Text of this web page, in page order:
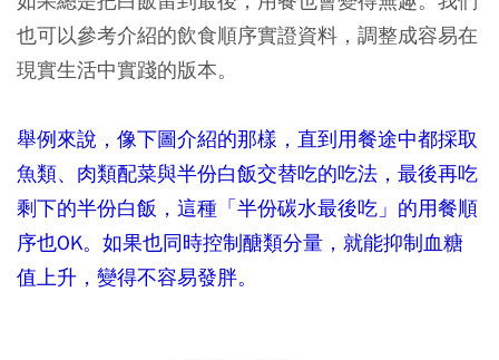
也可以參考介紹的飲食順序實證資料，調整成容易在
現實生活中實踐的版本。
舉例來說，像下圖介紹的那樣，直到用餐途中都採取
魚類、肉類配菜與半份白飯交替吃的吃法，最後再吃
剩下的半份白飯，這種「半份碳水最後吃」的用餐順
序也OK。如果也同時控制醣類分量，就能抑制血糖
值上升，變得不容易發胖。